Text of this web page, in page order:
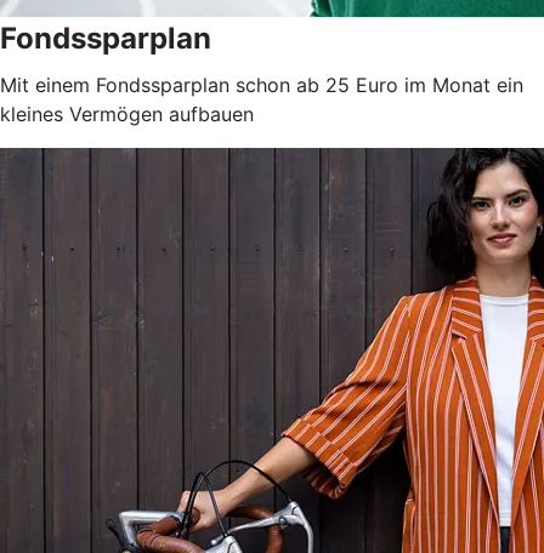
Fondssparplan
Mit einem Fondssparplan schon ab 25 Euro im Monat ein
kleines Vermögen aufbauen